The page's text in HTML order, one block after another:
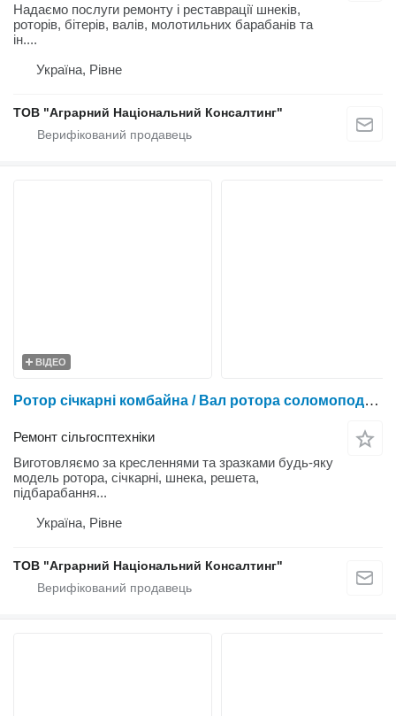
Надаємо послуги ремонту і реставрації шнеків,
роторів, бітерів, валів, молотильних барабанів та
ін....
Україна, Рівне
ТОВ "Аграрний Національний Консалтинг"
ВІДЕО
Ротор січкарні комбайна / Вал ротора соломоподрібнювача комбайна - виготовлення та ремонт
Ремонт сільгосптехніки
Виготовляємо за кресленнями та зразками будь-яку
модель ротора, січкарні, шнека, решета,
підбарабання...
Україна, Рівне
ТОВ "Аграрний Національний Консалтинг"